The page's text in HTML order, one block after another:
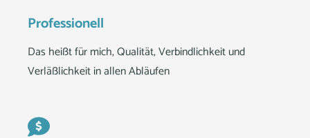
Professionell
Das heißt für mich, Qualität, Verbindlichkeit und
Verläßlichkeit in allen Abläufen